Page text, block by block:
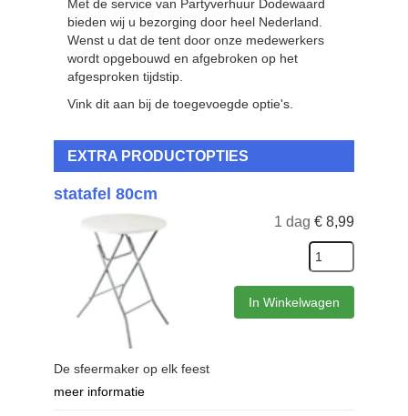
Met de service van Partyverhuur Dodewaard
bieden wij u bezorging door heel Nederland.
Wenst u dat de tent door onze medewerkers
wordt opgebouwd en afgebroken op het
afgesproken tijdstip.
Vink dit aan bij de toegevoegde optie's.
EXTRA PRODUCTOPTIES
statafel 80cm
1 dag € 8,99
In Winkelwagen
De sfeermaker op elk feest
meer informatie